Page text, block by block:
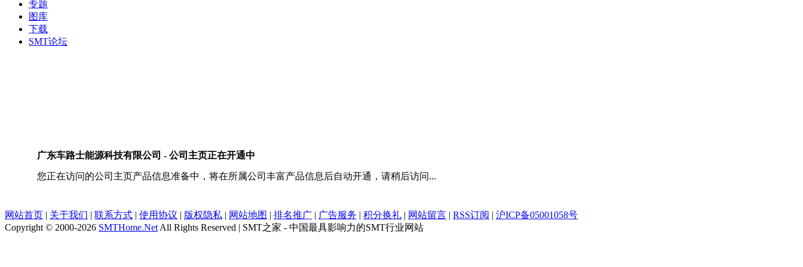
专题
图库
下载
SMT论坛
广东车路士能源科技有限公司 - 公司主页正在开通中
您正在访问的公司主页产品信息准备中，将在所属公司丰富产品信息后自动开通，请稍后访问...
网站首页 | 关于我们 | 联系方式 | 使用协议 | 版权隐私 | 网站地图 | 排名推广 | 广告服务 | 积分换礼 | 网站留言 | RSS订阅 | 沪ICP备05001058号
Copyright © 2000-2026 SMTHome.Net All Rights Reserved | SMT之家 - 中国最具影响力的SMT行业网站